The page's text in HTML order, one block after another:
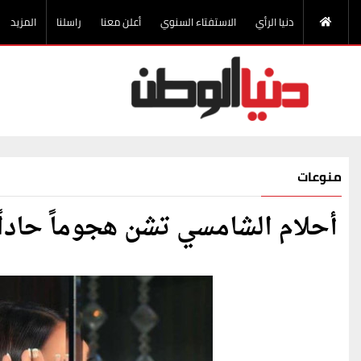
دنيا الرأي الاستفتاء السنوي أعلن معنا راسلنا المزيد
منوعات
أحلام الشامسي تشن هجوماً